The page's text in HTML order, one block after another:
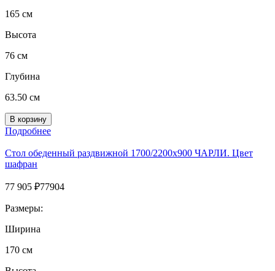
165 см
Высота
76 см
Глубина
63.50 см
Подробнее
Стол обеденный раздвижной 1700/2200х900 ЧАРЛИ. Цвет
шафран
77 905 ₽77904
Размеры:
Ширина
170 см